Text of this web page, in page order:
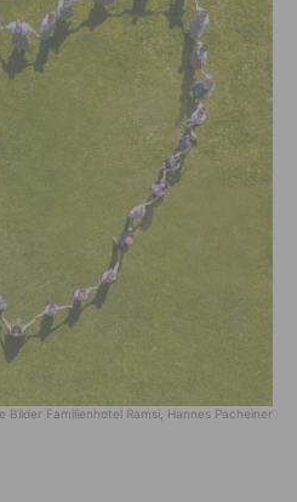
Bilder Familienhotel Ramsi, Hannes Pacheiner